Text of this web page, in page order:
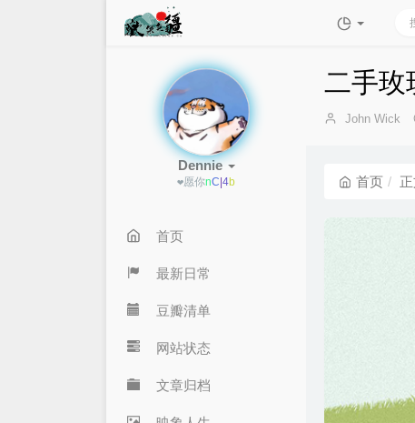
Dennie
❤愿^b+=&
首页
最新日常
豆瓣清单
网站状态
文章归档
二手玫
博
John Wick
首页